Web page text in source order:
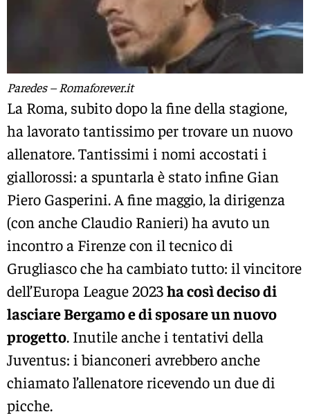
Paredes – Romaforever.it
La Roma, subito dopo la fine della stagione,
ha lavorato tantissimo per trovare un nuovo
allenatore. Tantissimi i nomi accostati i
giallorossi: a spuntarla è stato infine Gian
Piero Gasperini. A fine maggio, la dirigenza
(con anche Claudio Ranieri) ha avuto un
incontro a Firenze con il tecnico di
Grugliasco che ha cambiato tutto: il vincitore
dell’Europa League 2023ha così deciso di
lasciare Bergamo e di sposare un nuovo
progetto. Inutile anche i tentativi della
Juventus: i bianconeri avrebbero anche
chiamato l’allenatore ricevendo un due di
picche.